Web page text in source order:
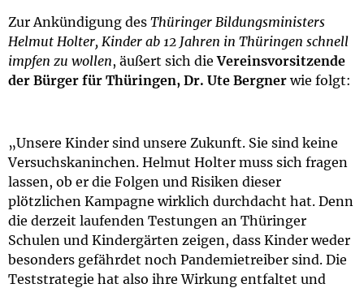
Zur Ankündigung des Thüringer Bildungsministers
Helmut Holter, Kinder ab 12 Jahren in Thüringen schnell
impfen zu wollen, äußert sich dieVereinsvorsitzende
der Bürger für Thüringen, Dr. Ute Bergnerwie folgt:
„Unsere Kinder sind unsere Zukunft. Sie sind keine
Versuchskaninchen. Helmut Holter muss sich fragen
lassen, ob er die Folgen und Risiken dieser
plötzlichen Kampagne wirklich durchdacht hat. Denn
die derzeit laufenden Testungen an Thüringer
Schulen und Kindergärten zeigen, dass Kinder weder
besonders gefährdet noch Pandemietreiber sind. Die
Teststrategie hat also ihre Wirkung entfaltet und